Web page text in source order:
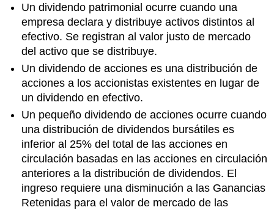
Un dividendo patrimonial ocurre cuando una
empresa declara y distribuye activos distintos al
efectivo. Se registran al valor justo de mercado
del activo que se distribuye.
Un dividendo de acciones es una distribución de
acciones a los accionistas existentes en lugar de
un dividendo en efectivo.
Un pequeño dividendo de acciones ocurre cuando
una distribución de dividendos bursátiles es
inferior al 25% del total de las acciones en
circulación basadas en las acciones en circulación
anteriores a la distribución de dividendos. El
ingreso requiere una disminución a las Ganancias
Retenidas para el valor de mercado de las